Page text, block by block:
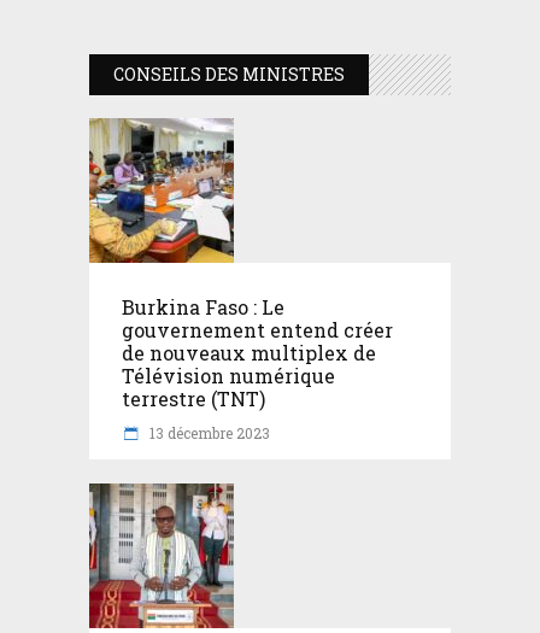
CONSEILS DES MINISTRES
Burkina Faso : Le
gouvernement entend créer
de nouveaux multiplex de
Télévision numérique
terrestre (TNT)
13 décembre 2023